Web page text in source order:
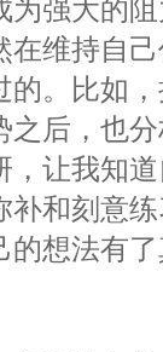
为强大的
在维持自
的。比如
之后，也
，让我知
补和刻意
的想法有